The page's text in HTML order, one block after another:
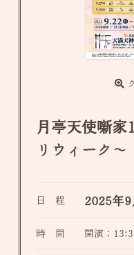
月亭天使噺家
リウィーク〜
日 程 2025年
時 間 開演：